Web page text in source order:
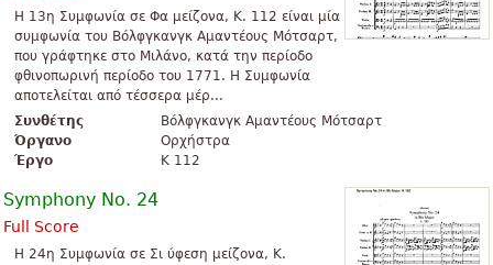
Η 13η Συμφωνία σε Φα μείζονα, K. 112 είναι μία
συμφωνία του Βόλφγκανγκ Αμαντέους Μότσαρτ,
που γράφτηκε στο Μιλάνο, κατά την περίοδο
φθινοπωρινή περίοδο του 1771. Η Συμφωνία
αποτελείται από τέσσερα μέρ...
Συνθέτης
Βόλφγκανγκ Αμαντέους Μότσαρτ
Όργανο
Ορχήστρα
Έργο
K 112
Symphony No. 24
Full Score
Η 24η Συμφωνία σε Σι ύφεση μείζονα, K.